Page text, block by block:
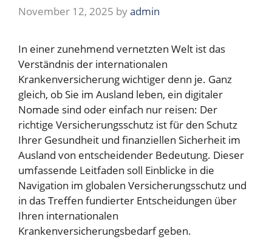
November 12, 2025 byadmin
In einer zunehmend vernetzten Welt ist das
Verständnis der internationalen
Krankenversicherung wichtiger denn je. Ganz
gleich, ob Sie im Ausland leben, ein digitaler
Nomade sind oder einfach nur reisen: Der
richtige Versicherungsschutz ist für den Schutz
Ihrer Gesundheit und finanziellen Sicherheit im
Ausland von entscheidender Bedeutung. Dieser
umfassende Leitfaden soll Einblicke in die
Navigation im globalen Versicherungsschutz und
in das Treffen fundierter Entscheidungen über
Ihren internationalen
Krankenversicherungsbedarf geben.